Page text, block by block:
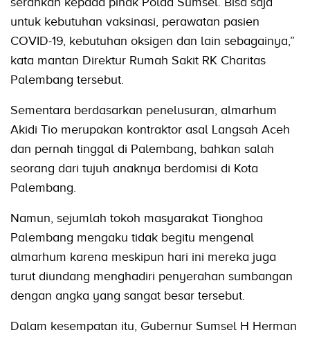
untuk kebutuhan vaksinasi, perawatan pasien
COVID-19, kebutuhan oksigen dan lain sebagainya,”
kata mantan Direktur Rumah Sakit RK Charitas
Palembang tersebut.
Sementara berdasarkan penelusuran, almarhum
Akidi Tio merupakan kontraktor asal Langsah Aceh
dan pernah tinggal di Palembang, bahkan salah
seorang dari tujuh anaknya berdomisi di Kota
Palembang.
Namun, sejumlah tokoh masyarakat Tionghoa
Palembang mengaku tidak begitu mengenal
almarhum karena meskipun hari ini mereka juga
turut diundang menghadiri penyerahan sumbangan
dengan angka yang sangat besar tersebut.
Dalam kesempatan itu, Gubernur Sumsel H Herman